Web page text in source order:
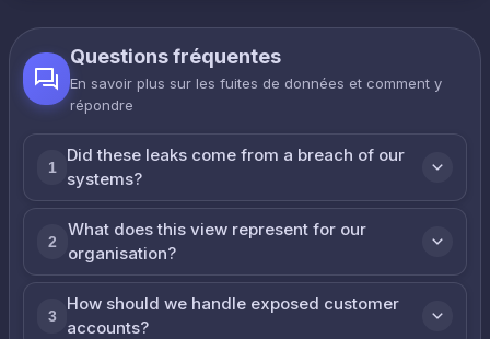
Questions fréquentes
En savoir plus sur les fuites de données et comment y
répondre
1
Did these leaks come from a breach of our
systems?
2
What does this view represent for our
organisation?
3
How should we handle exposed customer
accounts?